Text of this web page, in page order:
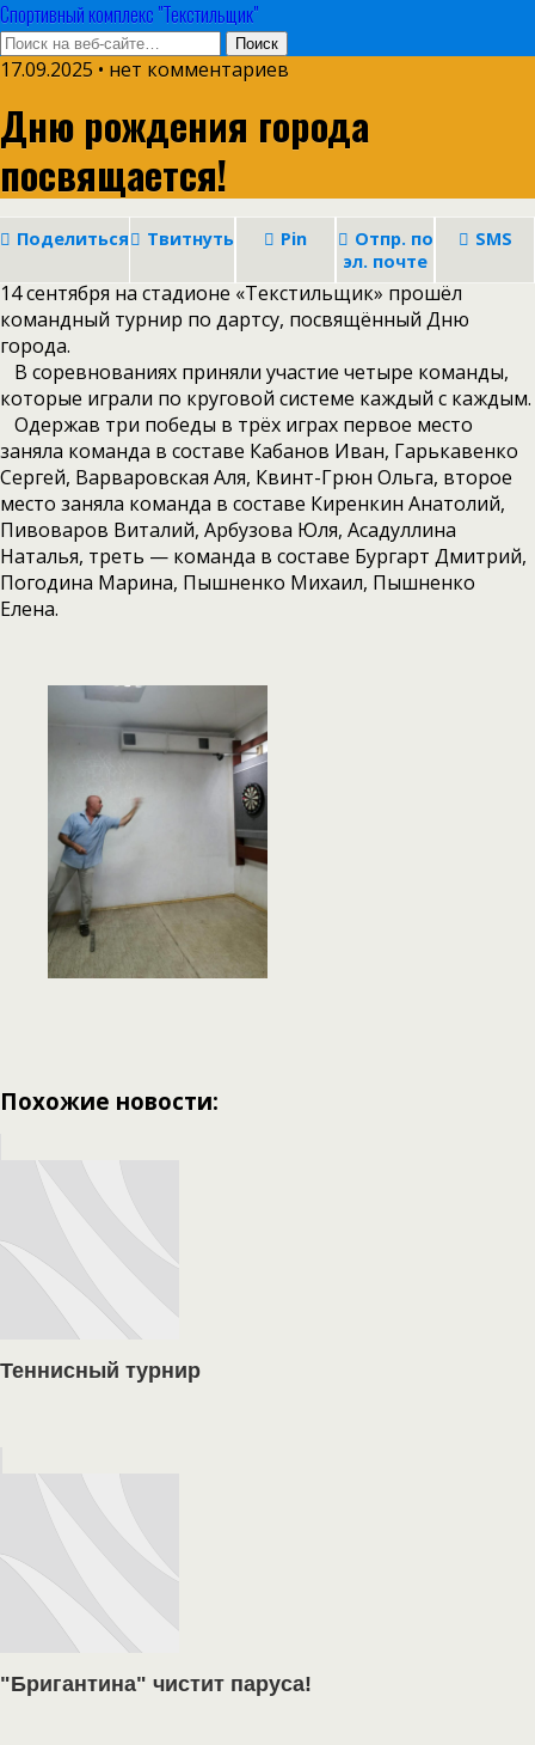
Спортивный комплекс "Текстильщик"
17.09.2025 • нет комментариев
Дню рождения города
посвящается!
Поделиться Твитнуть Pin
Отпр. по
эл. почте
SMS
14 сентября на стадионе «Текстильщик» прошёл
командный турнир по дартсу, посвящённый Дню
города.
В соревнованиях приняли участие четыре команды,
которые играли по круговой системе каждый с каждым.
Одержав три победы в трёх играх первое место
заняла команда в составе Кабанов Иван, Гарькавенко
Сергей, Варваровская Аля, Квинт-Грюн Ольга, второе
место заняла команда в составе Киренкин Анатолий,
Пивоваров Виталий, Арбузова Юля, Асадуллина
Наталья, треть — команда в составе Бургарт Дмитрий,
Погодина Марина, Пышненко Михаил, Пышненко
Елена.
Похожие новости:
Теннисный турнир
"Бригантина" чистит паруса!